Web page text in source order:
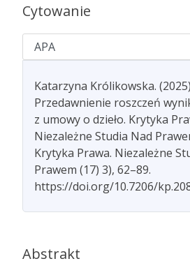
Cytowanie
Katarzyna Królikowska.
Przedawnienie roszczeń
z umowy o dzieło. Krytyka
Niezależne Studia Nad
Krytyka Prawa. Niezależne
Prawem (17) 3), 62–89.
https://doi.org/10.7206/
Abstrakt